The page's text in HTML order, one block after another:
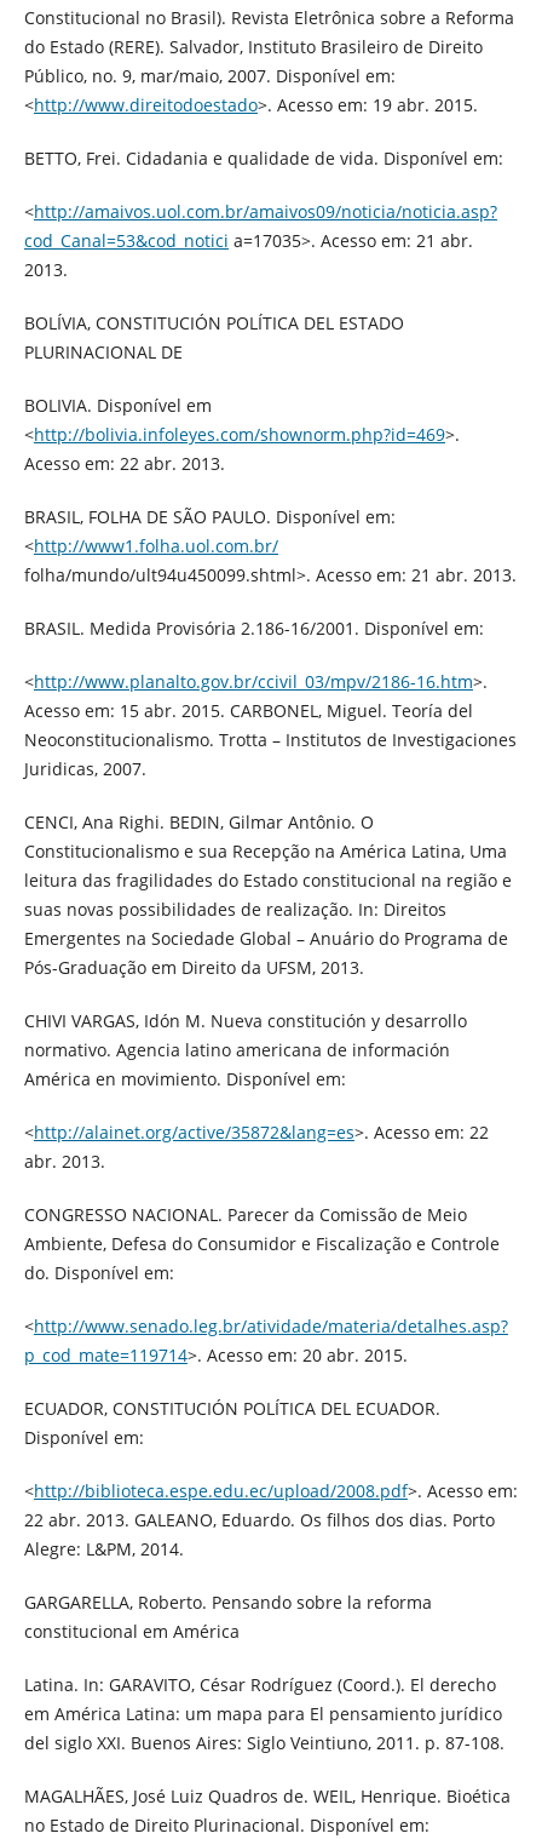
Constitucional no Brasil). Revista Eletrônica sobre a Reforma
do Estado (RERE). Salvador, Instituto Brasileiro de Direito
Público, no. 9, mar/maio, 2007. Disponível em:
<http://www.direitodoestado>. Acesso em: 19 abr. 2015.
BETTO, Frei. Cidadania e qualidade de vida. Disponível em:
<http://amaivos.uol.com.br/amaivos09/noticia/noticia.asp?
cod_Canal=53&cod_notici a=17035>. Acesso em: 21 abr.
2013.
BOLÍVIA, CONSTITUCIÓN POLÍTICA DEL ESTADO
PLURINACIONAL DE
BOLIVIA. Disponível em
<http://bolivia.infoleyes.com/shownorm.php?id=469>.
Acesso em: 22 abr. 2013.
BRASIL, FOLHA DE SÃO PAULO. Disponível em:
<http://www1.folha.uol.com.br/
folha/mundo/ult94u450099.shtml>. Acesso em: 21 abr. 2013.
BRASIL. Medida Provisória 2.186-16/2001. Disponível em:
<http://www.planalto.gov.br/ccivil_03/mpv/2186-16.htm>.
Acesso em: 15 abr. 2015. CARBONEL, Miguel. Teoría del
Neoconstitucionalismo. Trotta – Institutos de Investigaciones
Juridicas, 2007.
CENCI, Ana Righi. BEDIN, Gilmar Antônio. O
Constitucionalismo e sua Recepção na América Latina, Uma
leitura das fragilidades do Estado constitucional na região e
suas novas possibilidades de realização. In: Direitos
Emergentes na Sociedade Global – Anuário do Programa de
Pós-Graduação em Direito da UFSM, 2013.
CHIVI VARGAS, Idón M. Nueva constitución y desarrollo
normativo. Agencia latino americana de información
América en movimiento. Disponível em:
<http://alainet.org/active/35872&lang=es>. Acesso em: 22
abr. 2013.
CONGRESSO NACIONAL. Parecer da Comissão de Meio
Ambiente, Defesa do Consumidor e Fiscalização e Controle
do. Disponível em:
<http://www.senado.leg.br/atividade/materia/detalhes.asp?
p_cod_mate=119714>. Acesso em: 20 abr. 2015.
ECUADOR, CONSTITUCIÓN POLÍTICA DEL ECUADOR.
Disponível em:
<http://biblioteca.espe.edu.ec/upload/2008.pdf>. Acesso em:
22 abr. 2013. GALEANO, Eduardo. Os filhos dos dias. Porto
Alegre: L&PM, 2014.
GARGARELLA, Roberto. Pensando sobre la reforma
constitucional em América
Latina. In: GARAVITO, César Rodríguez (Coord.). El derecho
em América Latina: um mapa para El pensamiento jurídico
del siglo XXI. Buenos Aires: Siglo Veintiuno, 2011. p. 87-108.
MAGALHÃES, José Luiz Quadros de. WEIL, Henrique. Bioética
no Estado de Direito Plurinacional. Disponível em: